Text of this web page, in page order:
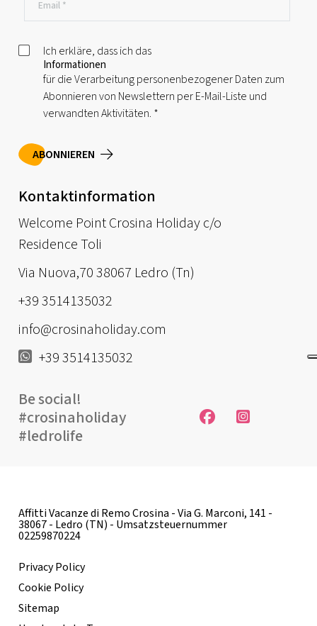
Ich erkläre, dass ich das
Informationen
für die Verarbeitung personenbezogener Daten zum
Abonnieren von Newslettern per E-Mail-Liste und
verwandten Aktivitäten. *
ABONNIEREN
Kontaktinformation
Welcome Point Crosina Holiday c/o
Residence Toli
Via Nuova,70 38067 Ledro (Tn)
+39 3514135032
info@crosinaholiday.com
+39 3514135032
Be social!
#crosinaholiday
#ledrolife
Affitti Vacanze di Remo Crosina - Via G. Marconi, 141 -
38067 - Ledro (TN) - Umsatzsteuernummer
02259870224
Privacy Policy
Cookie Policy
Sitemap